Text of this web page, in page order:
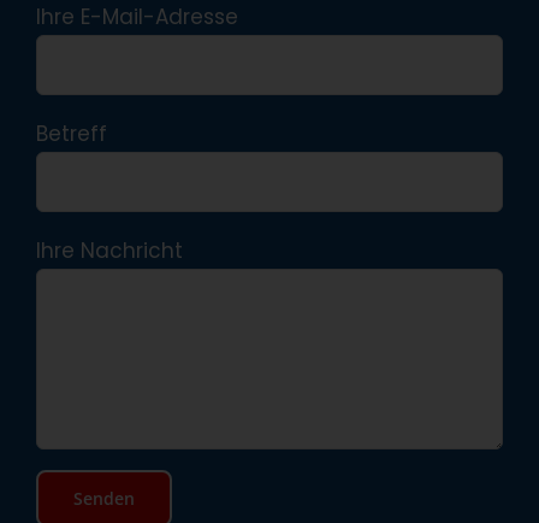
Ihre E-Mail-Adresse
Betreff
Ihre Nachricht